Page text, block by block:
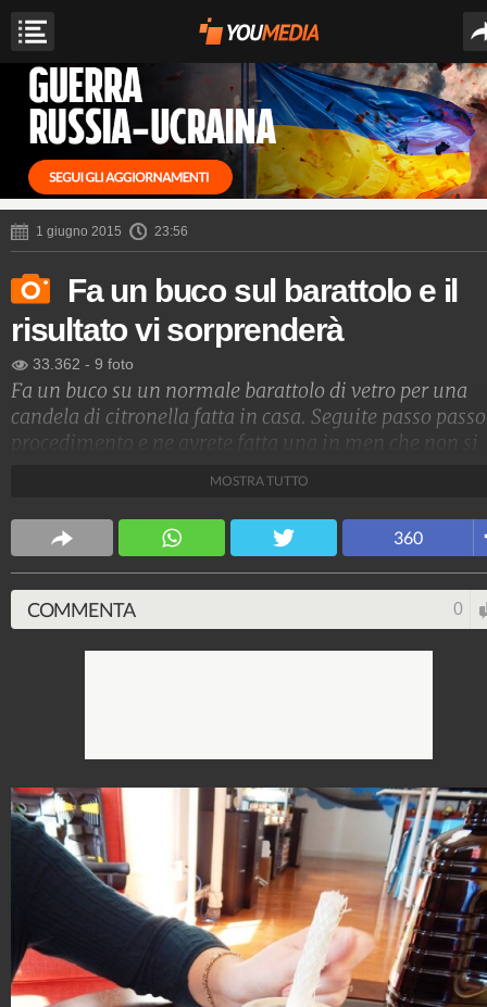
1 giugno 2015 23:56
Fa un buco sul barattolo e il
risultato vi sorprenderà
33.362 - 9 foto
Fa un buco su un normale barattolo di vetro per una
candela di citronella fatta in casa. Seguite passo
procedimento e ne avrete fatta una in men che non si
Fonte Immagini: littlethings.com
70.430.563-349 video-13.554 foto
MOSTRA TUTTO
360
COMMENTA 0